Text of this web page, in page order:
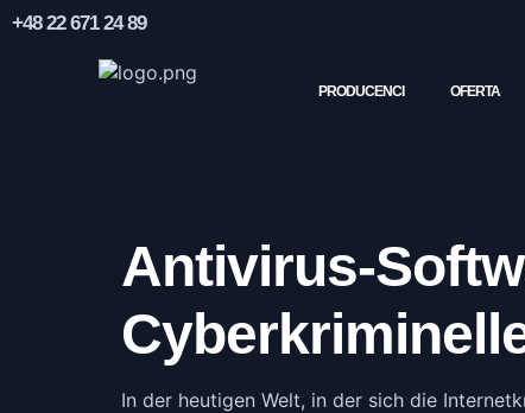
+48 22 671 24 89
PRODUCENCI OFERTA
Antivirus-
In der heutigen Welt, in der sich die